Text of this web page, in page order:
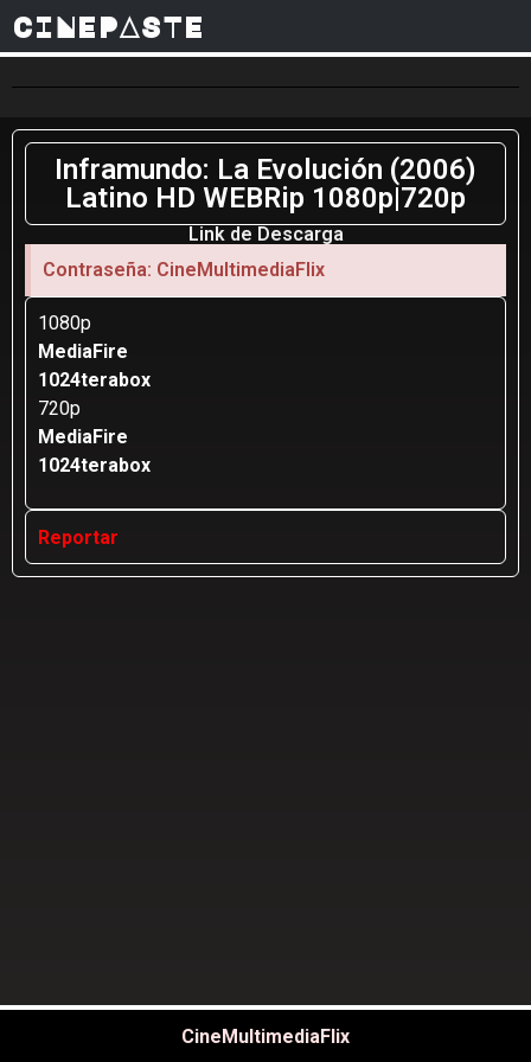
CINEPASTE
Inframundo: La Evolución (2006)
Latino HD WEBRip 1080p|720p
Link de Descarga
Contraseña: CineMultimediaFlix
1080p
MediaFire
1024terabox
720p
MediaFire
1024terabox
Reportar
CineMultimediaFlix